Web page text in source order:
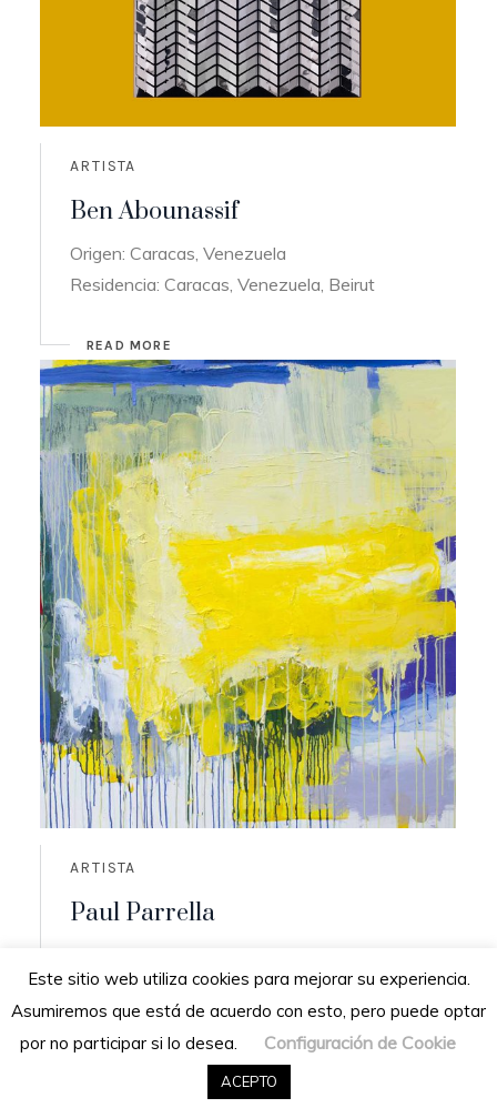
ARTISTA
Ben Abounassif
Origen: Caracas, Venezuela
Residencia: Caracas, Venezuela, Beirut
READ MORE
ARTISTA
Paul Parrella
Residencia: San Diego de los altos,
Venezuela
Este sitio web utiliza cookies para mejorar su experiencia.
Asumiremos que está de acuerdo con esto, pero puede optar
por no participar si lo desea.
Configuración de Cookie
ACEPTO